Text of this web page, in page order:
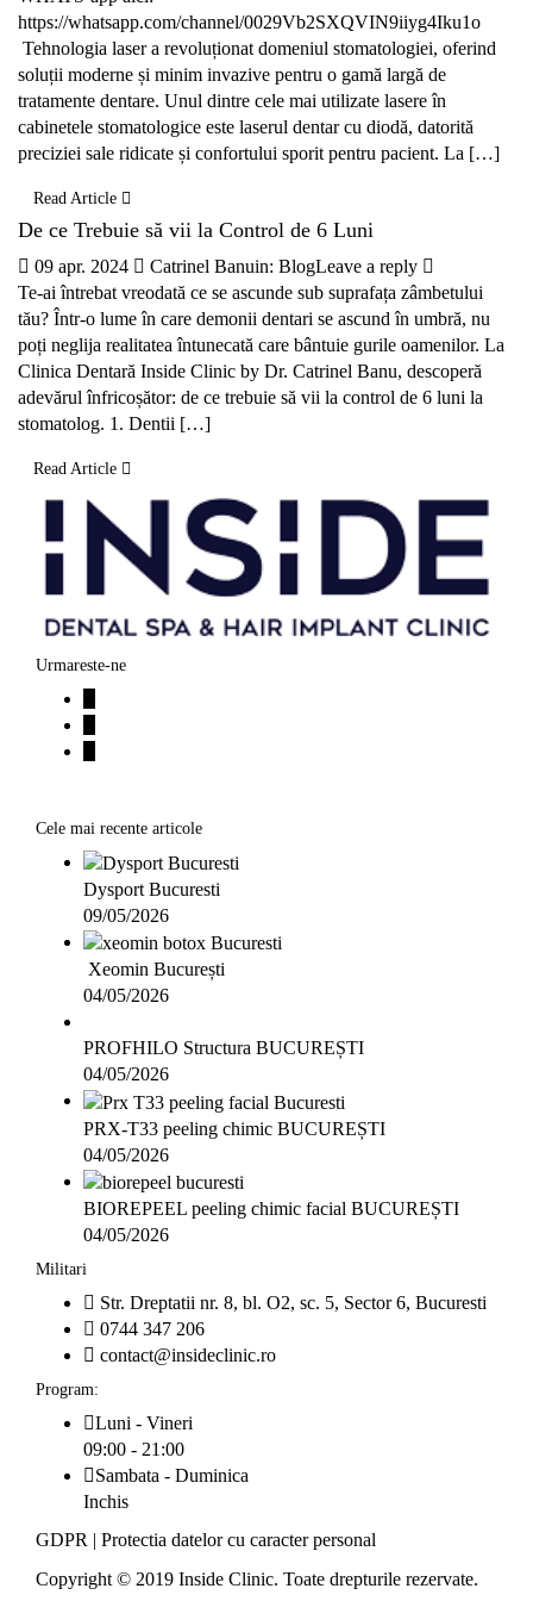
https://whatsapp.com/channel/0029Vb2SXQVIN9iiyg4Iku1o
Tehnologia laser a revoluționat domeniul stomatologiei, oferind
soluții moderne și minim invazive pentru o gamă largă de
tratamente dentare. Unul dintre cele mai utilizate lasere în
cabinetele stomatologice este laserul dentar cu diodă, datorită
preciziei sale ridicate și confortului sporit pentru pacient. La […]
Read Article
De ce Trebuie să vii la Control de 6 Luni
09 apr. 2024 Catrinel Banuin: BlogLeave a reply
Te-ai întrebat vreodată ce se ascunde sub suprafața zâmbetului
tău? Într-o lume în care demonii dentari se ascund în umbră, nu
poți neglija realitatea întunecată care bântuie gurile oamenilor. La
Clinica Dentară Inside Clinic by Dr. Catrinel Banu, descoperă
adevărul înfricoșător: de ce trebuie să vii la control de 6 luni la
stomatolog. 1. Dentii […]
Read Article
Urmareste-ne
Cele mai recente articole
Dysport Bucuresti
09/05/2026
Xeomin București
04/05/2026
PROFHILO Structura BUCUREȘTI
04/05/2026
PRX-T33 peeling chimic BUCUREȘTI
04/05/2026
BIOREPEEL peeling chimic facial BUCUREȘTI
04/05/2026
Militari
Str. Dreptatii nr. 8, bl. O2, sc. 5, Sector 6, Bucuresti
0744 347 206
contact@insideclinic.ro
Program:
Luni - Vineri
09:00 - 21:00
Sambata - Duminica
Inchis
GDPR | Protectia datelor cu caracter personal
Copyright © 2019 Inside Clinic. Toate drepturile rezervate.